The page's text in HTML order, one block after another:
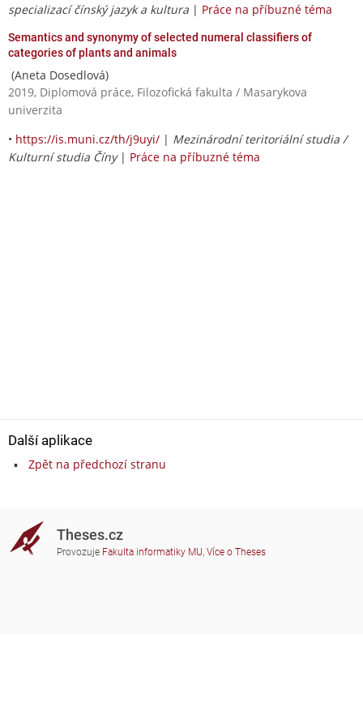
specializací čínský jazyk a kultura | Práce na příbuzné téma
Semantics and synonymy of selected numeral classifiers of
categories of plants and animals
(Aneta Dosedlová)
2019, Diplomová práce, Filozofická fakulta / Masarykova
univerzita
• https://is.muni.cz/th/j9uyi/ | Mezinárodní teritoriální studia /
Kulturní studia Číny| Práce na příbuzné téma
Další aplikace
Zpět na předchozí stranu
Theses.cz
Provozuje Fakulta informatiky MU, Více o Theses